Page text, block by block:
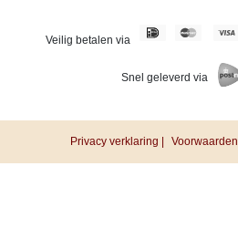
Veilig betalen via
Snel geleverd via
Privacy verklaring | Voorwaarden |